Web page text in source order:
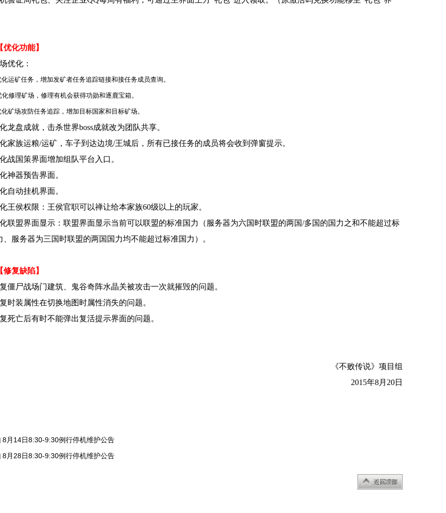
优化功能】
优化：
运矿任务，增加发矿者任务追踪链接和接任务成员查询。
修理矿场，修理有机会获得功勋和逐鹿宝箱。
矿场攻防任务追踪，增加目标国家和目标矿场。
龙盘成就，击杀世界boss成就改为团队共享。
家族运粮/运矿，车子到达边境/王城后，所有已接任务的成员将会收到弹窗提示。
战国策界面增加组队平台入口。
神器预告界面。
自动挂机界面。
王侯权限：王侯官职可以禅让给本家族60级以上的玩家。
联盟界面显示：联盟界面显示当前可以联盟的标准国力（服务器为六国时联盟的两国/多国的国力之和不能超过标
、服务器为三国时联盟的两国国力均不能超过标准国力）。
修复缺陷】
僵尸战场门建筑、鬼谷奇阵水晶关被攻击一次就摧毁的问题。
时装属性在切换地图时属性消失的问题。
死亡后有时不能弹出复活提示界面的问题。
《不败传说》项目组
2015年8月20日
8月14日8:30-9:30例行停机维护公告
8月28日8:30-9:30例行停机维护公告